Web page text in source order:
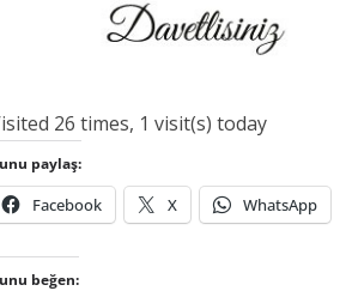
26 times, 1 visit(s) today
paylaş:
Facebook X WhatsApp
beğen: